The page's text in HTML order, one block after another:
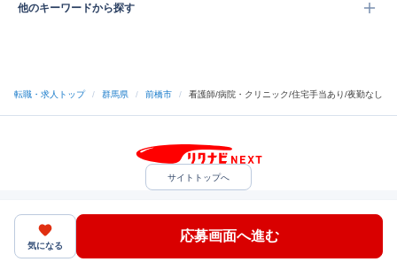
他のキーワードから探す
転職・求人トップ / 群馬県 / 前橋市 / 看護師/病院・クリニック/住宅手当あり/夜勤なし
気になる
応募画面へ進む
サイトトップへ
中途採用をご検討の企業様
ヘルプ・お問い合わせ
（C）Indeed Inc.